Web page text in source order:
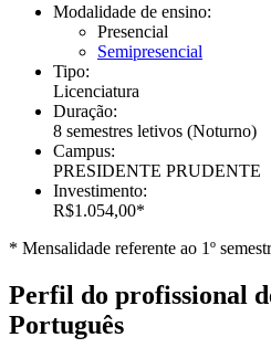
Modalidade de ensino:
Presencial
Semipresencial
Tipo:
Licenciatura
Duração:
8 semestres letivos (Noturno)
Campus:
PRESIDENTE PRUDENTE
Investimento:
R$1.054,00*
* Mensalidade referente ao 1º
Perfil do profissional
Português